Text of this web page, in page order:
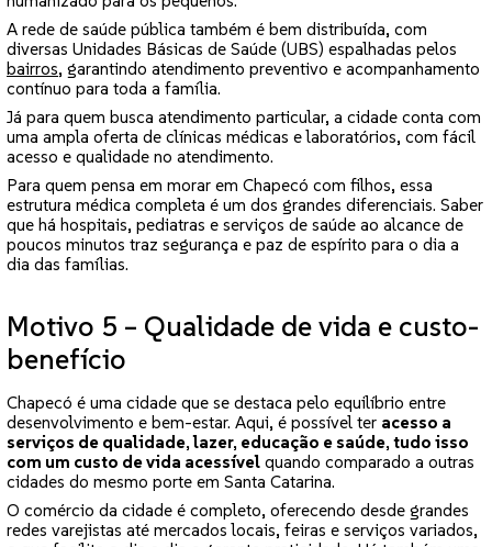
A rede de saúde pública também é bem distribuída, com
diversas Unidades Básicas de Saúde (UBS) espalhadas pelos
bairros, garantindo atendimento preventivo e acompanhamento
contínuo para toda a família.
Já para quem busca atendimento particular, a cidade conta com
uma ampla oferta de clínicas médicas e laboratórios, com fácil
acesso e qualidade no atendimento.
Para quem pensa em morar em Chapecó com filhos, essa
estrutura médica completa é um dos grandes diferenciais. Saber
que há hospitais, pediatras e serviços de saúde ao alcance de
poucos minutos traz segurança e paz de espírito para o dia a
dia das famílias.
Motivo 5 – Qualidade de vida e custo-
benefício
Chapecó é uma cidade que se destaca pelo equilíbrio entre
desenvolvimento e bem-estar. Aqui, é possível ter acesso a
serviços de qualidade, lazer, educação e saúde, tudo isso
com um custo de vida acessível quando comparado a outras
cidades do mesmo porte em Santa Catarina.
O comércio da cidade é completo, oferecendo desde grandes
redes varejistas até mercados locais, feiras e serviços variados,